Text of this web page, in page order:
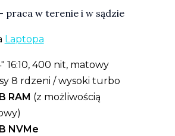
praca w terenie i w sądzie
Laptopa
16:10, 400 nit, matowy
8 rdzeni / wysoki turbo
RAM (z możliwością
NVMe